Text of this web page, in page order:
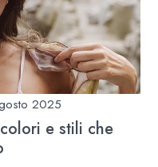
2025
e stili che